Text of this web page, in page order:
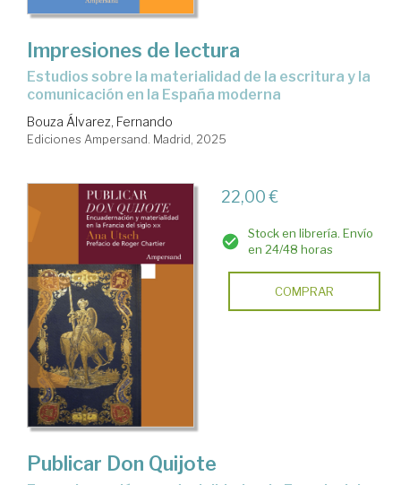
Impresiones de lectura
Estudios sobre la materialidad de la escritura y la
comunicación en la España moderna
Bouza Álvarez, Fernando
Ediciones Ampersand. Madrid, 2025
22,00 €
Stock en librería. Envío
en 24/48 horas
COMPRAR
Publicar Don Quijote